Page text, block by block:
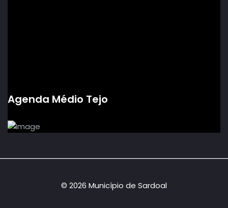
Agenda Médio Tejo
© 2026 Município de Sardoal